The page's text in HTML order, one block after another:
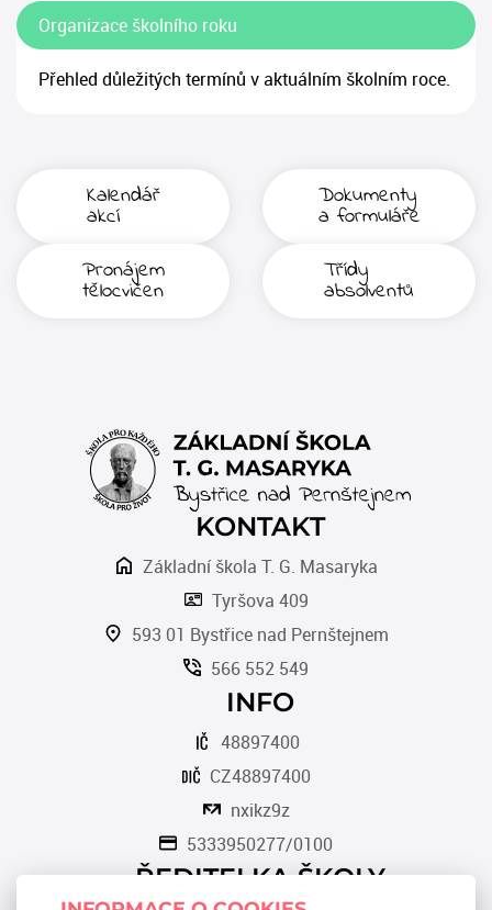
Organizace školního roku
Přehled důležitých termínů v aktuálním školním roce.
Kalendář
akcí
Dokumenty
a formuláře
Pronájem
tělocvičen
Třídy
absolventů
KONTAKT
Základní škola T. G. Masaryka
Tyršova 409
593 01 Bystřice nad Pernštejnem
566 552 549
INFO
48897400
CZ48897400
nxikz9z
5333950277/0100
ŘEDITELKA ŠKOLY